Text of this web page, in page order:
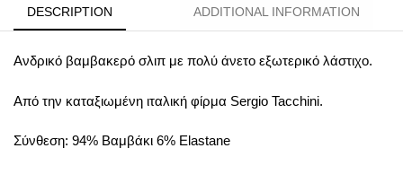
DESCRIPTION ADDITIONAL INFORMATION
Ανδρικό βαμβακερό σλιπ με πολύ άνετο εξωτερικό λάστιχο.
Aπό την καταξιωμένη ιταλική φίρμα Sergio Tacchini.
Σύνθεση: 94% Bαμβάκι 6% Elastane